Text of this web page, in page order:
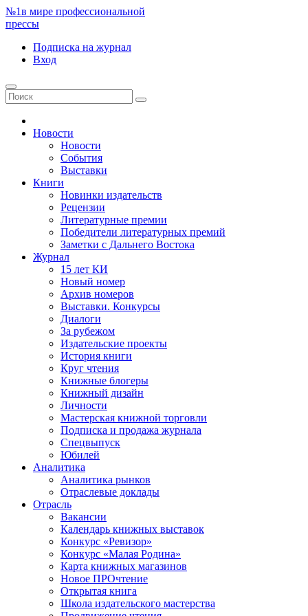
№1в мире профессиональной
прессы
Подписка на журнал
Вход
Новости
Новости
События
Выставки
Книги
Новинки издательств
Рецензии
Литературные премии
Победители литературных премий
Заметки с Дальнего Востока
Журнал
15 лет КИ
Новый номер
Архив номеров
Выставки. Конкурсы
Диалоги
За рубежом
Издательские проекты
История книги
Круг чтения
Книжные блогеры
Книжный дизайн
Личности
Мастерская книжной торговли
Подписка и продажа журнала
Спецвыпуск
Юбилей
Аналитика
Аналитика рынков
Отраслевые доклады
Отрасль
Вакансии
Календарь книжных выставок
Конкурс «Ревизор»
Конкурс «Малая Родина»
Карта книжных магазинов
Новое ПРОчтение
Открытая книга
Школа издательского мастерства